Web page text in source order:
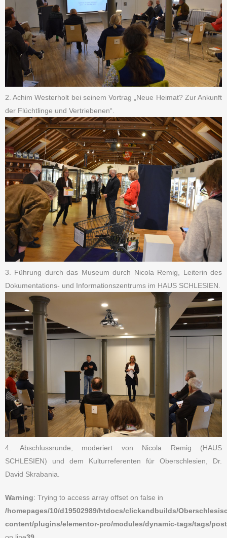
2. Achim Westerholt bei seinem Vortrag „Neue Heimat? Zur Ankunft
der Flüchtlinge und Vertriebenen“.
3. Führung durch das Museum durch Nicola Remig, Leiterin des
Dokumentations- und Informationszentrums im HAUS SCHLESIEN.
4. Abschlussrunde, moderiert von Nicola Remig (HAUS
SCHLESIEN) und dem Kulturreferenten für Oberschlesien, Dr.
David Skrabania.
Warning: Trying to access array offset on false in
/homepages/10/d19502989/htdocs/clickandbuilds/
content/plugins/elementor-pro/modules/dynamic-tags/tags/